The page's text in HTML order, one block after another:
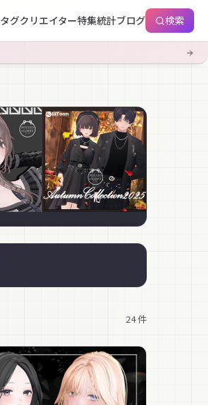
タグクリエイター特集統計ブログ 検索
24件